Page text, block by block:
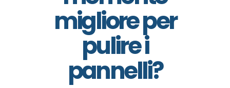
migliore per
pulire i
pannelli?